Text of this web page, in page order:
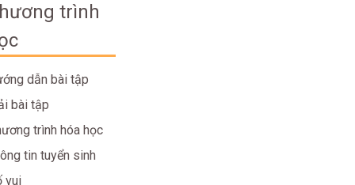
trình
dẫn bài tập
bài tập
trình hóa học
tin tuyển sinh
vui